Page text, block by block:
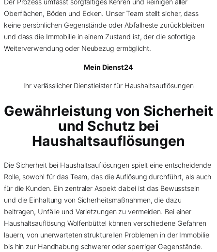
Der Prozess umfasst sorgfältiges Kehren und Reinigen aller
Oberflächen, Böden und Ecken. Unser Team stellt sicher, dass
keine persönlichen Gegenstände oder Abfallreste zurückbleiben
und dass die Immobilie in einem Zustand ist, der die sofortige
Weiterverwendung oder Neubezug ermöglicht.
Mein Dienst24
Ihr verlässlicher Dienstleister für Haushaltsauflösungen
Gewährleistung von Sicherheit
und Schutz bei
Haushaltsauflösungen
Die Sicherheit bei Haushaltsauflösungen spielt eine entscheidende
Rolle, sowohl für das Team, das die Auflösung durchführt, als auch
für die Kunden. Ein zentraler Aspekt dabei ist das Bewusstsein
und die Einhaltung von Sicherheitsmaßnahmen, die dazu
beitragen, Unfälle und Verletzungen zu vermeiden. Bei einer
Haushaltsauflösung Wolfenbüttel können verschiedene Gefahren
lauern, von unerwarteten strukturellen Problemen in der Immobilie
bis hin zur Handhabung schwerer oder sperriger Gegenstände.